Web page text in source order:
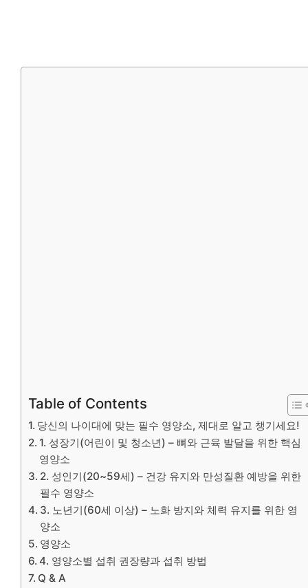
Table of Contents
당신의 나이대에 맞는 필수 영양소, 제대로 알고 챙기세요!
1. 성장기(어린이 및 청소년) – 뼈와 근육 발달을 위한 핵심
영양소
2. 성인기(20~59세) – 건강 유지와 만성질환 예방을 위한
필수 영양소
3. 노년기(60세 이상) – 노화 방지와 체력 유지를 위한 영
양소
영양소
4. 영양소별 섭취 권장량과 섭취 방법
Q & A